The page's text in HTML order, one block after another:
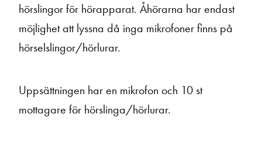
hörslingor för hörapparat. Åhörarna har endast
möjlighet att lyssna då inga mikrofoner finns på
hörselslingor/hörlurar.
Uppsättningen har en mikrofon och 10 st
mottagare för hörslinga/hörlurar.